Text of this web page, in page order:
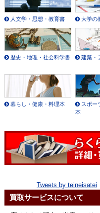
人文学・思想・教育書 大学の
歴史・地理・社会科学書 建築・
暮らし・健康・料理本
スポー
本
Tweets by teineisatei
買取サービスについて